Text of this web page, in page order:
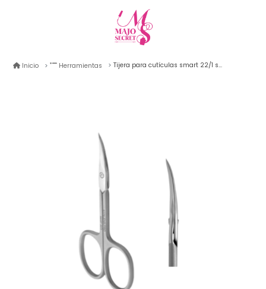
Inicio Herramientas Tijera para cutículas smart 22/1 staleks pro plateado